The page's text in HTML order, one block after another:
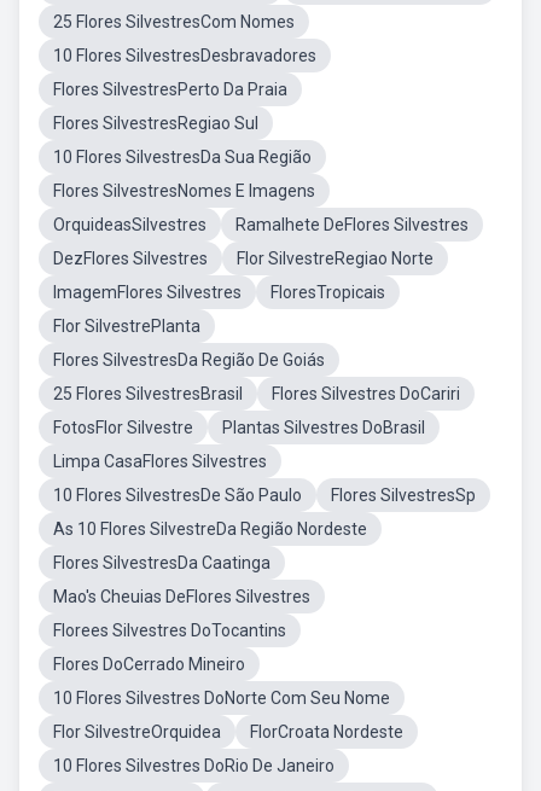
25 Flores SilvestresCom Nomes
10 Flores SilvestresDesbravadores
Flores SilvestresPerto Da Praia
Flores SilvestresRegiao Sul
10 Flores SilvestresDa Sua Região
Flores SilvestresNomes E Imagens
OrquideasSilvestres
Ramalhete DeFlores Silvestres
DezFlores Silvestres
Flor SilvestreRegiao Norte
ImagemFlores Silvestres
FloresTropicais
Flor SilvestrePlanta
Flores SilvestresDa Região De Goiás
25 Flores SilvestresBrasil
Flores Silvestres DoCariri
FotosFlor Silvestre
Plantas Silvestres DoBrasil
Limpa CasaFlores Silvestres
10 Flores SilvestresDe São Paulo
Flores SilvestresSp
As 10 Flores SilvestreDa Região Nordeste
Flores SilvestresDa Caatinga
Mao's Cheuias DeFlores Silvestres
Florees Silvestres DoTocantins
Flores DoCerrado Mineiro
10 Flores Silvestres DoNorte Com Seu Nome
Flor SilvestreOrquidea
FlorCroata Nordeste
10 Flores Silvestres DoRio De Janeiro